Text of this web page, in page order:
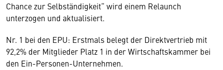
Chance zur Selbständigkeit“ wird einem Relaunch
unterzogen und aktualisiert.
Nr. 1 bei den EPU: Erstmals belegt der Direktvertrieb mit
92,2% der Mitglieder Platz 1 in der Wirtschaftskammer bei
den Ein-Personen-Unternehmen.